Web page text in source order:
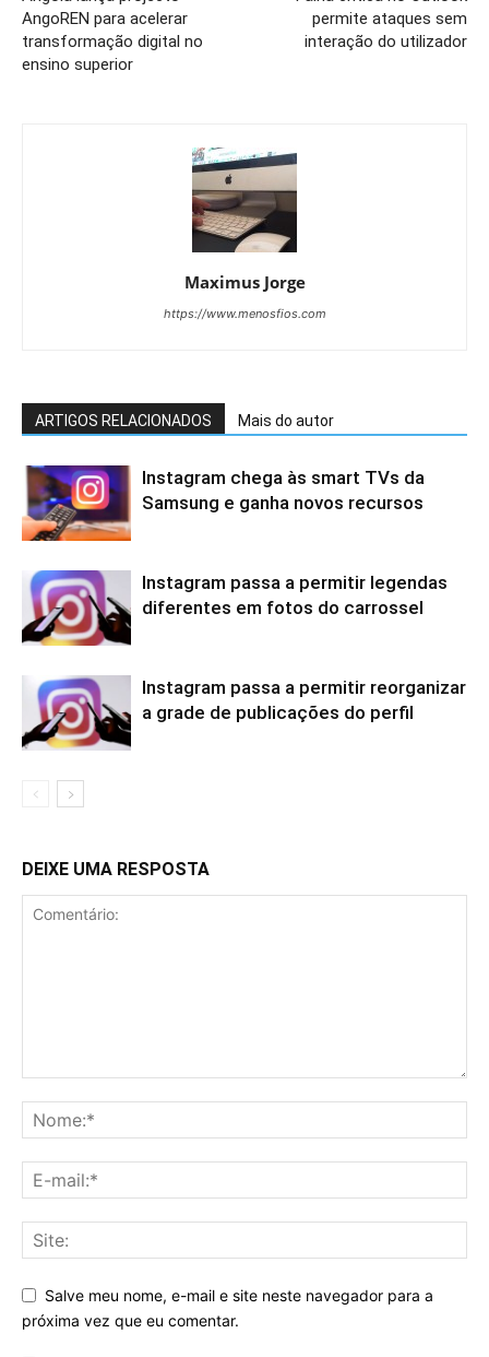
AngoREN para acelerar
transformação digital no
ensino superior
permite ataques sem
interação do utilizador
Maximus Jorge
https://www.menosfios.com
ARTIGOS RELACIONADOS Mais do autor
Instagram chega às smart TVs da
Samsung e ganha novos recursos
Instagram passa a permitir legendas
diferentes em fotos do carrossel
Instagram passa a permitir reorganizar
a grade de publicações do perfil
DEIXE UMA RESPOSTA
Salve meu nome, e-mail e site neste navegador para a
próxima vez que eu comentar.